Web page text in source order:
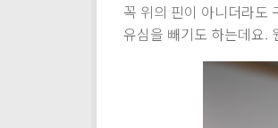
꼭 위의 핀이 아니더라도
유심을 빼기도 하는데요.